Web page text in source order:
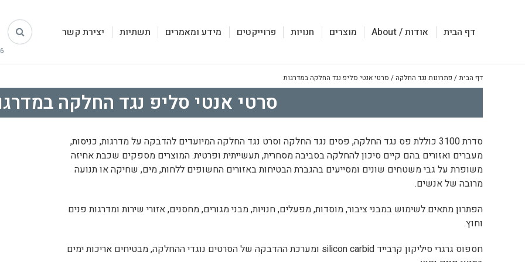
דף הבית אודות / About מוצרים חנויות פרוייקטים מידע ומאמרים תשתיות יצירת קשר
דף הבית/ פתרונות נגד החלקה/ סרטי אנטי סליפ נגד החלקה במדרגות
סרטי אנטי סליפ נגד החלקה
סדרת 3100 כוללת פס נגד החלקה, פסים נגד החלקה וסרט נגד החלקה המיועדים להדבקה על מדרגות, כניסות,
מעברים ואזורים בהם קיים סיכון להחלקה בסביבה מסחרית, תעשייתית ופרטית. המוצרים מספקים שכבת אחיזה
משופרת על גבי משטחים שונים ומסייעים בהגברת הבטיחות באזורים החשופים ללחות, מים, שחיקה או תנועה
מרובה של אנשים.
הפתרון מתאים לשימוש במבני ציבור, מוסדות, מפעלים, חנויות, מבני מגורים, מחסנים, אזורי שירות ומדרגות פנים
וחוץ.
חספוס גרגרי סיליקון קרבייד silicon carbid ומערכת ההדבקה של הסרטים נוגדי ההחלקה, מבטיחים אריכות ימים